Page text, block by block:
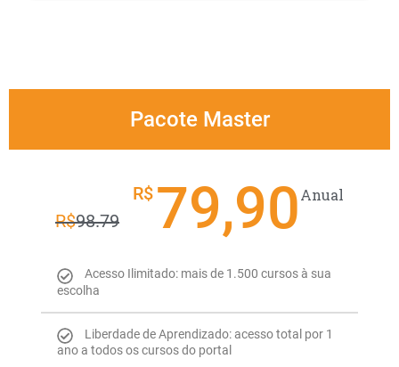
Pacote Master
R$98.79
R$ 79,90Anual
Acesso Ilimitado: mais de 1.500 cursos à sua
escolha
Liberdade de Aprendizado: acesso total por 1
ano a todos os cursos do portal